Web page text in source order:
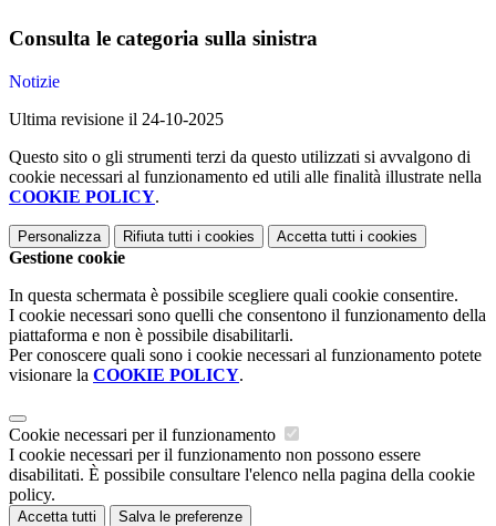
Consulta le categoria sulla sinistra
Notizie
Ultima revisione il 24-10-2025
Questo sito o gli strumenti terzi da questo utilizzati si avvalgono di
cookie necessari al funzionamento ed utili alle finalità illustrate nella
COOKIE POLICY.
Personalizza Rifiuta tutti i cookies Accetta tutti i cookies
Gestione cookie
In questa schermata è possibile scegliere quali cookie consentire.
I cookie necessari sono quelli che consentono il funzionamento della
piattaforma e non è possibile disabilitarli.
Per conoscere quali sono i cookie necessari al funzionamento potete
visionare la COOKIE POLICY.
Cookie necessari per il funzionamento
I cookie necessari per il funzionamento non possono essere
disabilitati. È possibile consultare l'elenco nella pagina della cookie
policy.
Accetta tutti Salva le preferenze